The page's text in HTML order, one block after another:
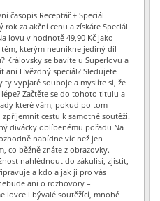
časopis Receptář + Speciál
rok za akční cenu a získáte Speciál
lovu v hodnotě 49,90 Kč jako
kterým neunikne jediný díl
Královsky se bavíte u Superlovu a
ani Hvězdný speciál? Sledujete
ty vypjaté souboje a myslíte si, že
Začtěte se do tohoto titulu a
které vám, pokud po tom
cestu k samotné soutěži.
divácky oblíbenému pořadu Na
nabídne víc než jen
co běžně znáte z obrazovky.
nahlédnout do zákulisí, zjistit,
a kdo a jak ji pro vás
ani o rozhovory –
lovce i bývalé soutěžící, mnohé